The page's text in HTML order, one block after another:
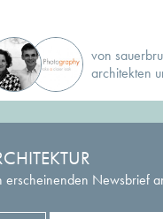
von
architekten
erscheinenden Newsbrief